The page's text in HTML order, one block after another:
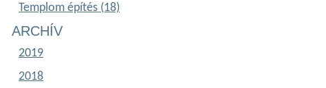
Templom építés (18)
ARCHÍV
2019
2018